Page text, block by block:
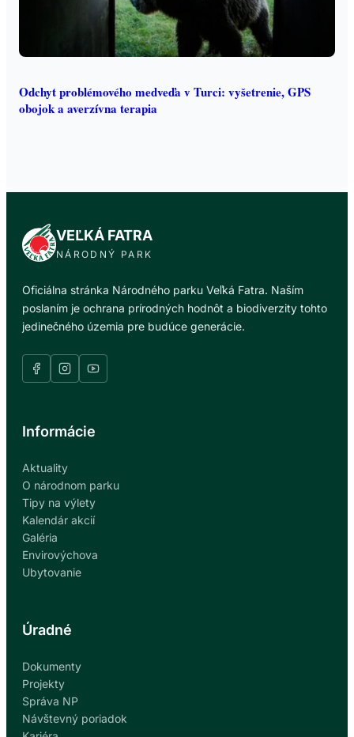
Odchyt problémového medveďa v Turci: vyšetrenie, GPS
obojok a averzívna terapia
VEĽKÁ FATRA
NÁRODNÝ PARK
Oficiálna stránka Národného parku Veľká Fatra. Naším
poslaním je ochrana prírodných hodnôt a biodiverzity tohto
jedinečného územia pre budúce generácie.
Informácie
Aktuality
O národnom parku
Tipy na výlety
Kalendár akcií
Galéria
Envirovýchova
Ubytovanie
Úradné
Dokumenty
Projekty
Správa NP
Návštevný poriadok